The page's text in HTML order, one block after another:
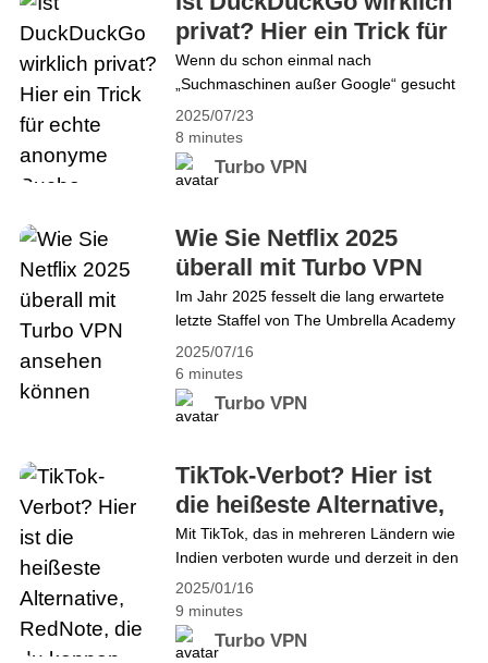
Supercup-Debüt feiern. Zwei ambitionierte
Teams, ein prestigeträchtiger Pokal – alles
entscheidet sich&hellip; Continue reading
PSG vs Tottenham: Sieh den UEFA Super
Cup 2025 überall live mit Turbo VPN
2025/07/23
8 minutes
Turbo VPN
privat? Hier ein Trick für
echte anonyme Suche
Wenn du schon einmal nach
„Suchmaschinen außer Google“ gesucht
hast, bist du sicher auf DuckDuckGo
gestoßen – eine immer beliebter
werdende, datenschutzorientierte
Alternative. Aber wie sicher ist
es deine Online-Aktivitäten wirklich vor
neugierigen Blicken schützen? Zum
Beispiel sichert DuckDuckGo nur deine
Browser-Aktivität – der Datenverkehr
außerhalb des Browsers wird&hellip;
Continue reading Ist DuckDuckGo wirklich
privat? Hier ein Trick für echte anonyme
Suche
2025/07/16
6 minutes
Turbo VPN
Wie Sie Netflix 2025
überall mit Turbo VPN
ansehen können
Im Jahr 2025 fesselt die lang erwartete
letzte Staffel von The Umbrella Academy
Fans auf der ganzen Welt. Während sich
die Hargreeves-Geschwister ihrer bisher
unberechenbarsten Zeitlinie
gegenübersehen, ist jede Folge voller
Abschieden. Aber wenn Sie im Ausland
unterwegs sind oder in einem Land leben,
in dem diese Staffel nicht verfügbar ist,
werden Sie&hellip; Continue reading Wie
Sie Netflix 2025 überall mit Turbo VPN
ansehen können
2025/01/16
9 minutes
Turbo VPN
TikTok-Verbot? Hier ist
die heißeste Alternative,
RedNote, die du kennen
musst
Mit TikTok, das in mehreren Ländern wie
Indien verboten wurde und derzeit in den
USA mit einem Verbot konfrontiert ist,
wenden sich viele Nutzer alternativen
Apps zu, um ihre Inhalte zu teilen, Trends
zu entdecken und sich mit anderen zu